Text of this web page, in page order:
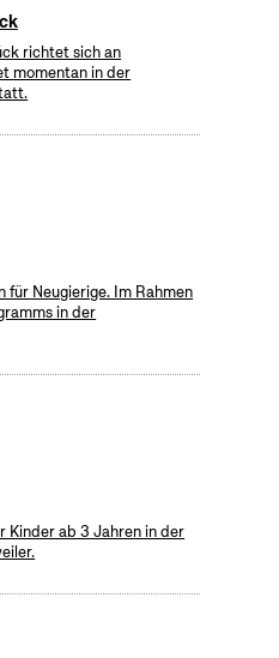
richtet sich an
momentan in der
Neugierige. Im Rahmen
in der
Kinder ab 3 Jahren in der